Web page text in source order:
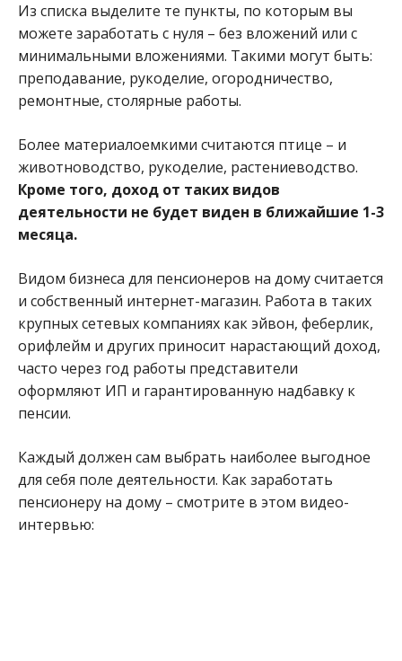
Из списка выделите те пункты, по которым вы
можете заработать с нуля – без вложений или с
минимальными вложениями. Такими могут быть:
преподавание, рукоделие, огородничество,
ремонтные, столярные работы.
Более материалоемкими считаются птице – и
животноводство, рукоделие, растениеводство.
Кроме того, доход от таких видов
деятельности не будет виден в ближайшие 1-3
месяца.
Видом бизнеса для пенсионеров на дому считается
и собственный интернет-магазин. Работа в таких
крупных сетевых компаниях как эйвон, феберлик,
орифлейм и других приносит нарастающий доход,
часто через год работы представители
оформляют ИП и гарантированную надбавку к
пенсии.
Каждый должен сам выбрать наиболее выгодное
для себя поле деятельности. Как заработать
пенсионеру на дому – смотрите в этом видео-
интервью: